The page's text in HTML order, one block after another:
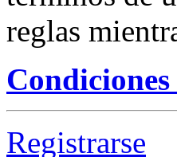
reglas
Condiciones
Registrarse